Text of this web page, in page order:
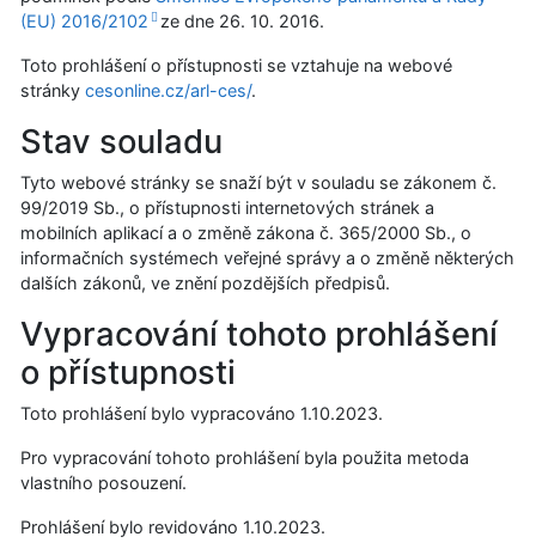
(EU) 2016/2102
ze dne 26. 10. 2016.
Toto prohlášení o přístupnosti se vztahuje na webové
stránky cesonline.cz/arl-ces/.
Stav souladu
Tyto webové stránky se snaží být v souladu se zákonem č.
99/2019 Sb., o přístupnosti internetových stránek a
mobilních aplikací a o změně zákona č. 365/2000 Sb., o
informačních systémech veřejné správy a o změně některých
dalších zákonů, ve znění pozdějších předpisů.
Vypracování tohoto prohlášení
o přístupnosti
Toto prohlášení bylo vypracováno 1.10.2023.
Pro vypracování tohoto prohlášení byla použita metoda
vlastního posouzení.
Prohlášení bylo revidováno 1.10.2023.